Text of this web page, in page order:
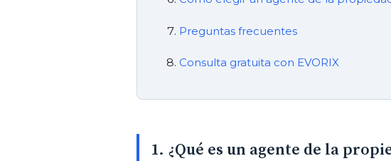
Preguntas frecuentes
Consulta gratuita con EVORIX
1. ¿Qué es un agente de la